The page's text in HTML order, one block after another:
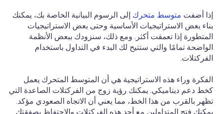
إذا أضفت متوسط متحرك إلى الرسوم البيانية الخاصة بك، يمكنك
بناء بعض الاستراتيجيات الأساسية وحتى بعض الاستراتيجيات
المتطورة إذا تعمقت أكثر. ومع ذلك، سنزودك ببعض الأنظمة
الواضحة تمامًا والتي ستتيح لك البدء في التداول باستخدام
الفركتلات.
الفكرة وراء هذه الاستراتيجية هي أن المتوسط المتحرك يعمل
كخط دعم ديناميكي. يمكنك رؤية زوج من الفركتلات الصاعدة التي
تظهر بالقرب من هذا الخط، مما يعني أن الاتجاه الصعودي مؤكد.
يمكنك فتح المتداولين مع أحد هذه الفركتلات والاحتفاظ بصفقتك